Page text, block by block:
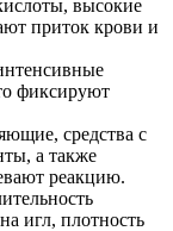
высокие
приток крови и
фиксируют
средства с
а также
реакцию.
игл, плотность